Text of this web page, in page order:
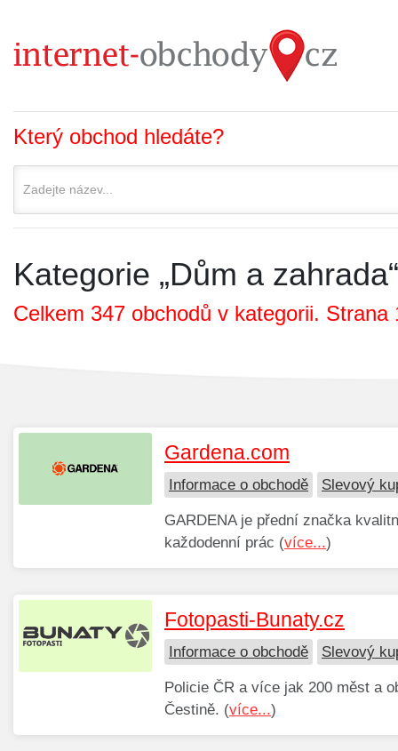
Který obchod hledáte?
Kategorie „Dům a zahrada“
Celkem 347 obchodů v kategorii. Strana
Gardena.com
Informace o obchodě Slevový
GARDENA je přední značka
každodenní prác (více...)
Fotopasti-Bunaty.cz
Informace o obchodě Slevový
Policie ČR a více jak 200 měst a
Čestině. (více...)